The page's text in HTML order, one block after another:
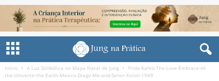
Início A Lua Simbólica no Mapa Natal de Jung
Frida-Kahlo-The-Love-Embrace-of-
the-Universe-the-Earth-Mexico-Diego-Me-and-Senor-Xolotl-1949